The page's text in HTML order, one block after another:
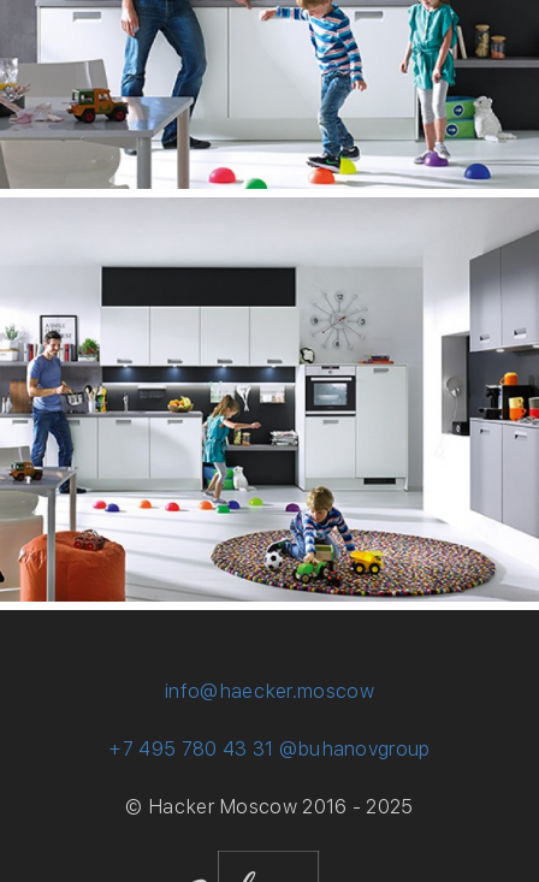
info@haecker.moscow
+7 495 780 43 31 @buhanovgroup
© Hacker Moscow 2016 - 2025